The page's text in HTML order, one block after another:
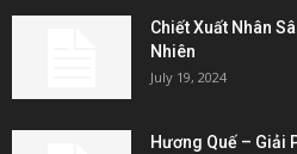
Chiết Xuất Nhân
Nhiên
July 19, 2024
Hương Quế – Giải